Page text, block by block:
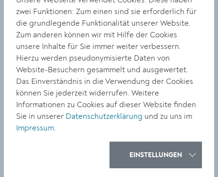
Projekts. Im Rahmen dazu erforscht, belebt und
bewirtschaftet ein Kollektiv von Kulturschaffenden das
sogenannte „Land der Göttinnen“, ein vier Hektar
großes Land im niederösterreichischen Alberndorf im
Pulkautal. Samsonow vereint für die Schau
Performancefotos von großen Aktionen, Videos,
Bodenproben, Porträts von Mikroorganismen,
Lössbilder und Skulpturen zu einem zentralen
Kunstwerk.
Die Ausstellung geht aus dem mehrjährigen
Forschungsprojekt „The Dissident Goddesses‘ Network“
der Akademie der bildenden Künste Wien in
Zusammenarbeit mit dem Forum Morgen hervor,
zwei Funktionen: Zum einen sind sie erforderlich für
die grundlegende Funktionalität unserer Website.
Zum anderen können wir mit Hilfe der Cookies
unsere Inhalte für Sie immer weiter verbessern.
Hierzu werden pseudonymisierte Daten von
Website-Besuchern gesammelt und ausgewertet.
Das Einverständnis in die Verwendung der Cookies
können Sie jederzeit widerrufen. Weitere
Informationen zu Cookies auf dieser Website finden
Sie in unserer Datenschutzerklärung und zu uns im
Impressum.
EINSTELLUNGEN